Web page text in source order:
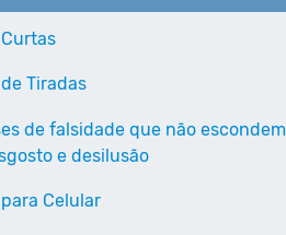
Tiradas
de falsidade que não escondem
e desilusão
Celular